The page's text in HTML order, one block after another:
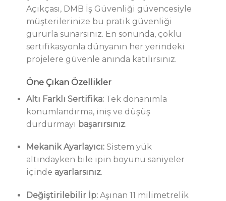
Açıkçası, DMB İş Güvenliği güvencesiyle
müşterilerinize bu pratik güvenliği
gururla sunarsınız. En sonunda, çoklu
sertifikasyonla dünyanın her yerindeki
projelere güvenle anında katılırsınız.
Öne Çıkan Özellikler
Altı Farklı Sertifika:Tek donanımla
konumlandırma, iniş ve düşüş
durdurmayı başarırsınız.
Mekanik Ayarlayıcı:Sistem yük
altındayken bile ipin boyunu saniyeler
içinde ayarlarsınız.
Değiştirilebilir İp:Aşınan 11 milimetrelik